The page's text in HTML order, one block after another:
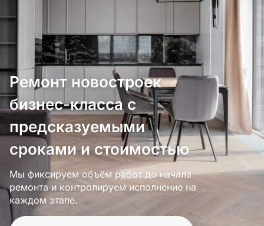
г. Москва
8 (495) 109-
22-59
Обсудить
проект
Ремонт новостроек
бизнес-класса с
предсказуемыми
сроками и стоимостью
Мы фиксируем объём работ до начала
ремонта и контролируем исполнение на
каждом этапе.